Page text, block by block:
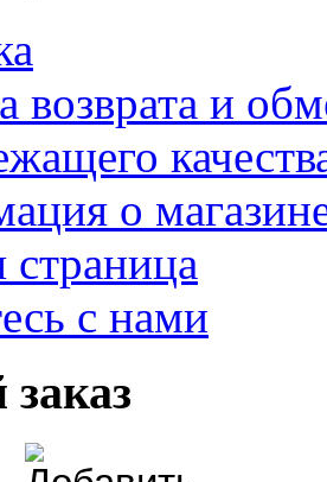
возврата и
о
страница
с нами